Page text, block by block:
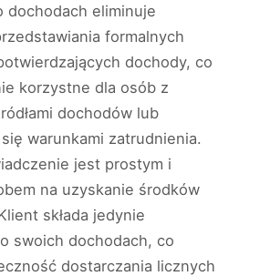
dochodach eliminuje
formalnych
dochody, co
korzystne dla osób z
dochodów lub
warunkami zatrudnienia.
jest prostym i
na uzyskanie środków
składa jedynie
swoich dochodach, co
dostarczania licznych